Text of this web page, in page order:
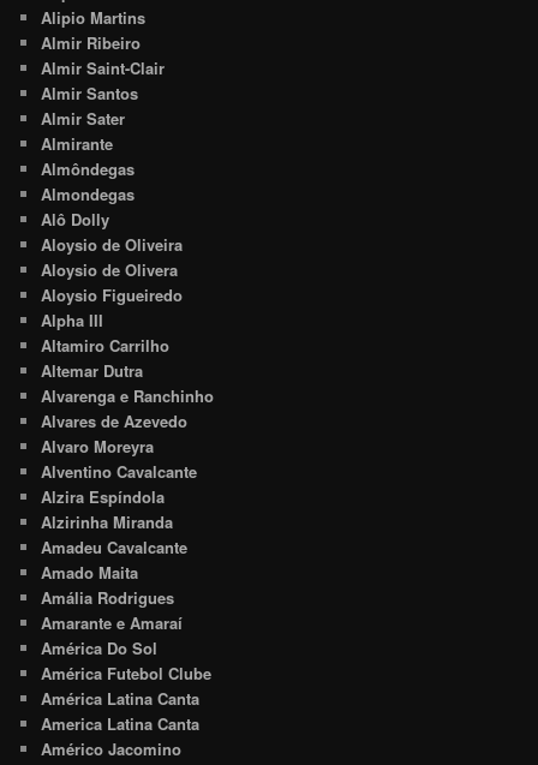
Alipio Martins
Almir Ribeiro
Almir Saint-Clair
Almir Santos
Almir Sater
Almirante
Almôndegas
Almondegas
Alô Dolly
Aloysio de Oliveira
Aloysio de Olivera
Aloysio Figueiredo
Alpha III
Altamiro Carrilho
Altemar Dutra
Alvarenga e Ranchinho
Alvares de Azevedo
Alvaro Moreyra
Alventino Cavalcante
Alzira Espíndola
Alzirinha Miranda
Amadeu Cavalcante
Amado Maita
Amália Rodrigues
Amarante e Amaraí
América Do Sol
América Futebol Clube
América Latina Canta
America Latina Canta
Américo Jacomino